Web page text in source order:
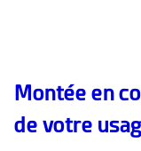
Essai gratuit
Montée en
de votre